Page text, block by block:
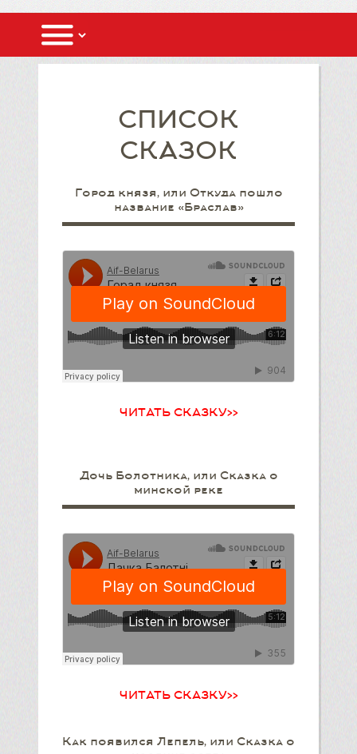
СПИСОК
СКАЗОК
Город князя, или Откуда пошло
название «Браслав»
ЧИТАТЬ СКАЗКУ>>
Дочь Болотника, или Сказка о
минской реке
ЧИТАТЬ СКАЗКУ>>
Как появился Лепель, или Сказка о